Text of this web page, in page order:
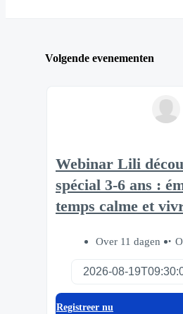
Volgende evenementen
Webinar Lili
spécial 3-6 ans :
temps calme et
Over 11 dagen
Registreer nu